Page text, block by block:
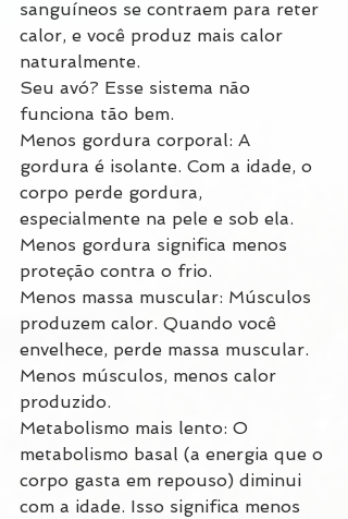
sanguíneos se contraem para reter
calor, e você produz mais calor
naturalmente.
Seu avó? Esse sistema não
funciona tão bem.
Menos gordura corporal: A
gordura é isolante. Com a idade, o
corpo perde gordura,
especialmente na pele e sob ela.
Menos gordura significa menos
proteção contra o frio.
Menos massa muscular: Músculos
produzem calor. Quando você
envelhece, perde massa muscular.
Menos músculos, menos calor
produzido.
Metabolismo mais lento: O
metabolismo basal (a energia que o
corpo gasta em repouso) diminui
com a idade. Isso significa menos